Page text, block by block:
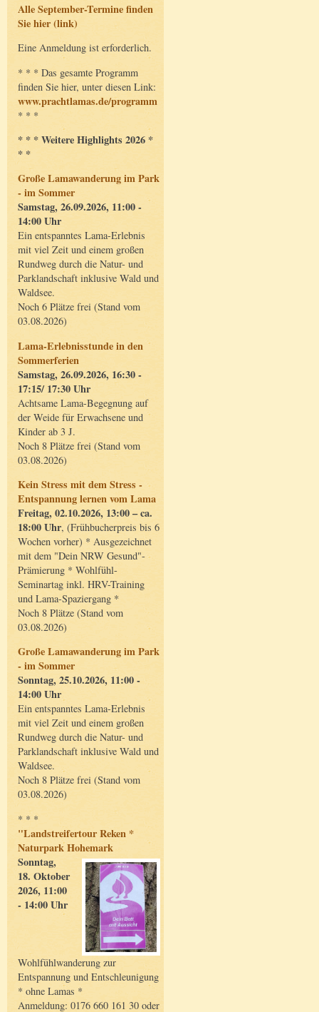
Alle September-Termine finden
Sie hier (link)
Eine Anmeldung ist erforderlich.
* * * Das gesamte Programm
finden Sie hier, unter diesen Link:
www.prachtlamas.de/programm
* * *
* * * Weitere Highlights 2026 *
* *
Große Lamawanderung im Park
- im Sommer
Samstag, 26.09.2026, 11:00 -
14:00 Uhr
Ein entspanntes Lama-Erlebnis
mit viel Zeit und einem großen
Rundweg durch die Natur- und
Parklandschaft inklusive Wald und
Waldsee.
Noch 6 Plätze frei (Stand vom
03.08.2026)
Lama-Erlebnisstunde in den
Sommerferien
Samstag, 26.09.2026, 16:30 -
17:15/ 17:30 Uhr
Achtsame Lama-Begegnung auf
der Weide für Erwachsene und
Kinder ab 3 J.
Noch 8 Plätze frei (Stand vom
03.08.2026)
Kein Stress mit dem Stress -
Entspannung lernen vom Lama
Freitag, 02.10.2026, 13:00 – ca.
18:00 Uhr, (Frühbucherpreis bis 6
Wochen vorher) * Ausgezeichnet
mit dem "Dein NRW Gesund"-
Prämierung * Wohlfühl-
Seminartag inkl. HRV-Training
und Lama-Spaziergang *
Noch 8 Plätze (Stand vom
03.08.2026)
Große Lamawanderung im Park
- im Sommer
Sonntag, 25.10.2026, 11:00 -
14:00 Uhr
Ein entspanntes Lama-Erlebnis
mit viel Zeit und einem großen
Rundweg durch die Natur- und
Parklandschaft inklusive Wald und
Waldsee.
Noch 8 Plätze frei (Stand vom
03.08.2026)
* * *
"Landstreifertour Reken *
Naturpark Hohemark
Sonntag,
18. Oktober
2026, 11:00
- 14:00 Uhr
Wohlfühlwanderung zur
Entspannung und Entschleunigung
* ohne Lamas *
Anmeldung: 0176 660 161 30 oder